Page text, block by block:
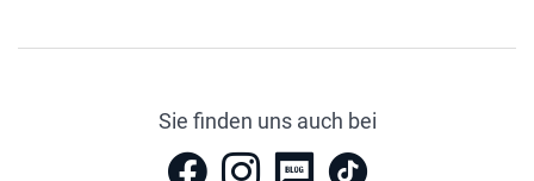
Sie finden uns auch bei